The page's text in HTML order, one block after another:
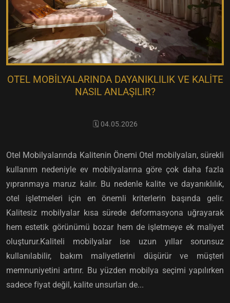
OTEL MOBILYALARINDA DAYANIKLILIK VE KALITE
NASIL ANLAŞILIR?
🗓️ 04.05.2026
Otel Mobilyalarında Kalitenin Önemi Otel mobilyaları, sürekli
kullanım nedeniyle ev mobilyalarına göre çok daha fazla
yıpranmaya maruz kalır. Bu nedenle kalite ve dayanıklılık,
otel işletmeleri için en önemli kriterlerin başında gelir.
Kalitesiz mobilyalar kısa sürede deformasyona uğrayarak
hem estetik görünümü bozar hem de işletmeye ek maliyet
oluşturur.Kaliteli mobilyalar ise uzun yıllar sorunsuz
kullanılabilir, bakım maliyetlerini düşürür ve müşteri
memnuniyetini artırır. Bu yüzden mobilya seçimi yapılırken
sadece fiyat değil, kalite unsurları de...